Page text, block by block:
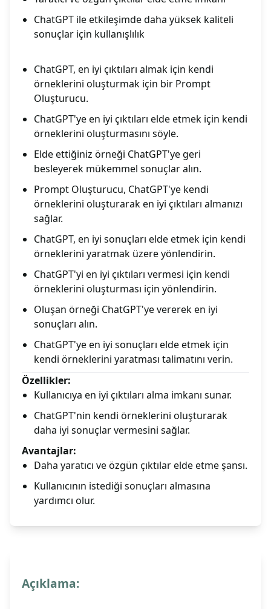
ChatGPT ile etkileşimde daha yüksek kaliteli
sonuçlar için kullanışlılık
ChatGPT, en iyi çıktıları almak için kendi
örneklerini oluşturmak için bir Prompt
Oluşturucu.
ChatGPT'ye en iyi çıktıları elde etmek için kendi
örneklerini oluşturmasını söyle.
Elde ettiğiniz örneği ChatGPT'ye geri
besleyerek mükemmel sonuçlar alın.
Prompt Oluşturucu, ChatGPT'ye kendi
örneklerini oluşturarak en iyi çıktıları almanızı
sağlar.
ChatGPT, en iyi sonuçları elde etmek için kendi
örneklerini yaratmak üzere yönlendirin.
ChatGPT'yi en iyi çıktıları vermesi için kendi
örneklerini oluşturması için yönlendirin.
Oluşan örneği ChatGPT'ye vererek en iyi
sonuçları alın.
ChatGPT'ye en iyi sonuçları elde etmek için
kendi örneklerini yaratması talimatını verin.
Özellikler:
Kullanıcıya en iyi çıktıları alma imkanı sunar.
ChatGPT'nin kendi örneklerini oluşturarak
daha iyi sonuçlar vermesini sağlar.
Avantajlar:
Daha yaratıcı ve özgün çıktılar elde etme şansı.
Kullanıcının istediği sonuçları almasına
yardımcı olur.
Açıklama: